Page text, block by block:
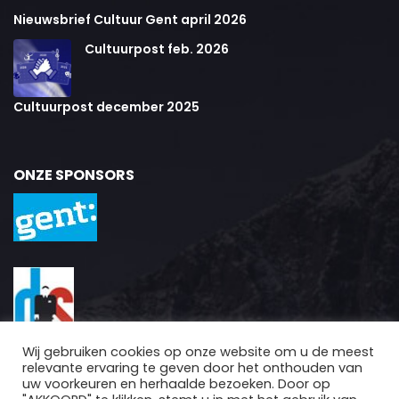
Nieuwsbrief Cultuur Gent april 2026
Cultuurpost feb. 2026
Cultuurpost december 2025
ONZE SPONSORS
Wij gebruiken cookies op onze website om u de meest
relevante ervaring te geven door het onthouden van
uw voorkeuren en herhaalde bezoeken. Door op